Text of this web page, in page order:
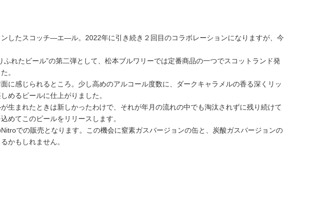
したスコッチ―エ―ル。2022年に引き続き２回目のコラボレーションになりますが、今
れたビール”の第二弾として、松本ブルワリーでは定番商品の一つでスコットランド発
。
に感じられるところ。少し高めのアルコール度数に、ダークキャラメルの香る深くリッ
めるビールに仕上がりました。
生まれたときは新しかったわけで、それが年月の流れの中でも淘汰されずに残り続けて
めてこのビールをリリースします。
での販売となります。この機会に窒素ガスバージョンの缶と、炭酸ガスバージョンの
かもしれません。